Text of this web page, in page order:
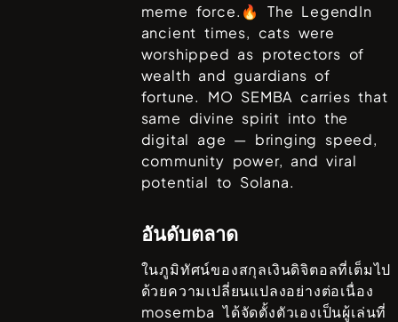
meme force.🔥 The LegendIn
ancient times, cats were
worshipped as protectors of
wealth and guardians of
fortune. MO SEMBA carries that
same divine spirit into the
digital age — bringing speed,
community power, and viral
potential to Solana.
อันดับตลาด
ในภูมิทัศน์ของสกุลเงินดิจิตอลที่เต็มไป
ด้วยความเปลี่ยนแปลงอย่างต่อเนื่อง
mosemba ได้จัดตั้งตัวเองเป็นผู้เล่นที่